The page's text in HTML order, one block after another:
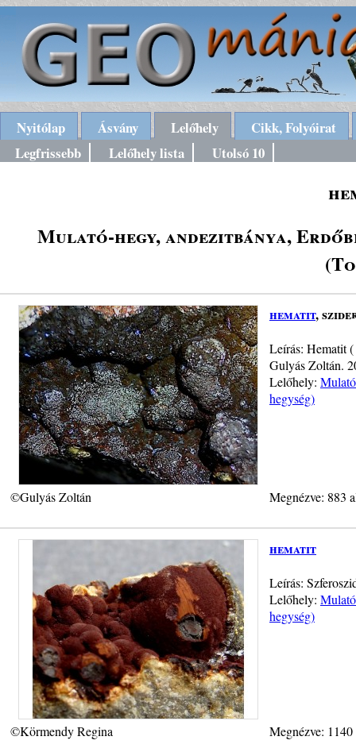
Nyitólap Ásvány Lelőhely
Cikk, Folyóirat
Legfrissebb
Lelőhely lista Utolsó 10
Mulató-hegy, andezitbánya,
hematit,
Leírás: Hematit
Gulyás Zoltán.
Lelőhely:
hegység)
©Gulyás Zoltán Megnézve: 883
hematit
Leírás:
Lelőhely:
hegység)
©Körmendy Regina Megnézve: